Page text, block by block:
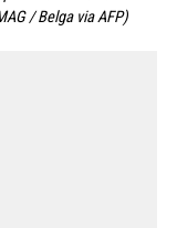
/ Belga via AFP)